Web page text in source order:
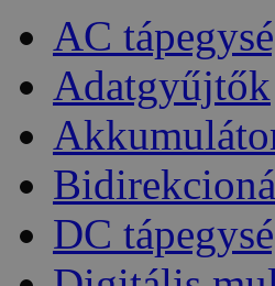
AC
Adatgyűjtők
DC